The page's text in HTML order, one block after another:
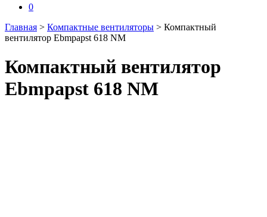
0
Главная > Компактные вентиляторы > Компактный
вентилятор Ebmpapst 618 NM
Компактный вентилятор
Ebmpapst 618 NM